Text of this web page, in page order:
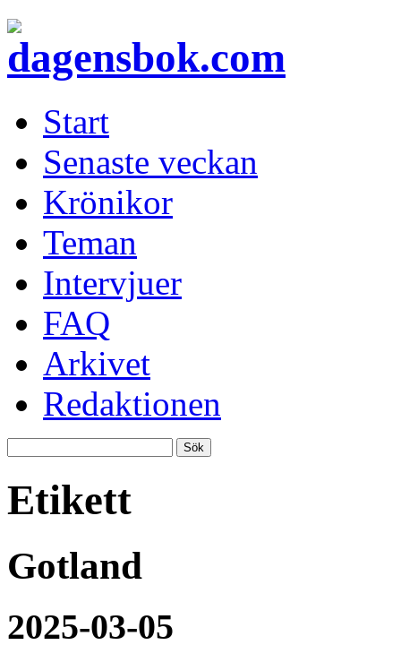
Start
Senaste veckan
Krönikor
Teman
Intervjuer
FAQ
Arkivet
Redaktionen
Etikett
Gotland
2025-03-05